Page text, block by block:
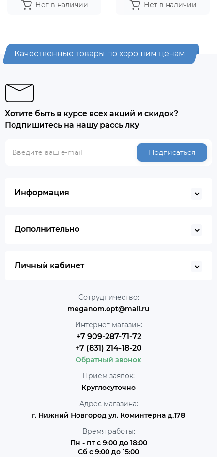
Нет в наличии Нет в наличии
Качественные товары по хорошим ценам!
Хотите быть в курсе всех акций и скидок?
Подпишитесь на нашу рассылку
Подписаться
Информация
Дополнительно
Личный кабинет
Сотрудничество:
meganom.opt@mail.ru
Интернет магазин:
+7 909-287-71-72
+7 (831) 214-18-20
Обратный звонок
Прием заявок:
Круглосуточно
Адрес магазина:
г. Нижний Новгород ул. Коминтерна д.178
Время работы:
Пн - пт с 9:00 до 18:00
Сб с 9:00 до 15:00